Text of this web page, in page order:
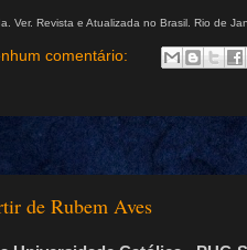
Ver. Revista e Atualizada no Brasil. Rio de
comentário:
de Rubem Aves